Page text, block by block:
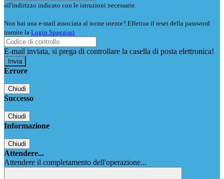
all'indirizzo indicato con le istruzioni necessarie.
Non hai una e-mail associata al nome utente? Effettua il reset della password
tramite la Login Spaggiari
E-mail inviata, si prega di controllare la casella di posta elettronica!
Errore
Chiudi
Successo
Chiudi
Informazione
Chiudi
Attendere...
Attendere il completamento dell'operazione...